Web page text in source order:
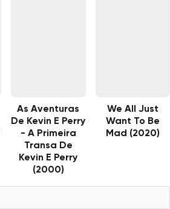
As Aventuras
De Kevin E Perry
- A Primeira
Transa De
Kevin E Perry
(2000)
We All Just
Want To Be
Mad (2020)